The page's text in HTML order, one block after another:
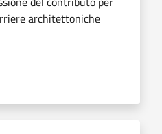
architettoniche